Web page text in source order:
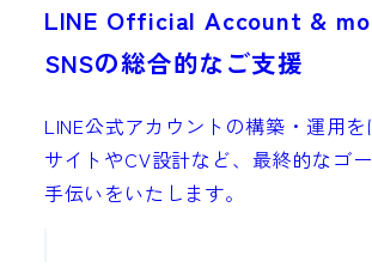
LINE Official Account &
SNSの総合的なご支援
LINE公式アカウントの構築・運用を
サイトやCV設計など、最終的なゴ
手伝いをいたします。